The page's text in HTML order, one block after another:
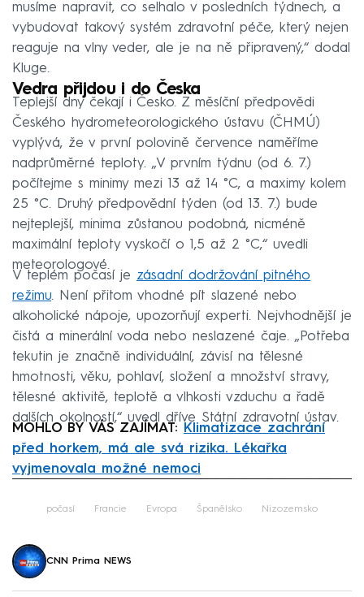
musíme napravit, co selhalo v posledních týdnech, a
vybudovat takový systém zdravotní péče, který nejen
reaguje na vlny veder, ale je na ně připravený,“ dodal
Kluge.
Vedra přijdou i do Česka
Teplejší dny čekají i Česko. Z měsíční předpovědi
Českého hydrometeorologického ústavu (ČHMÚ)
vyplývá, že v první polovině července naměříme
nadprůměrné teploty. „V prvním týdnu (od 6. 7.)
počítejme s minimy mezi 13 až 14 °C, a maximy kolem
25 °C. Druhý předpovědní týden (od 13. 7.) bude
nejteplejší, minima zůstanou podobná, nicméně
maximální teploty vyskočí o 1,5 až 2 °C,“ uvedli
meteorologové.
V teplém počasí je zásadní dodržování pitného
režimu. Není přitom vhodné pít slazené nebo
alkoholické nápoje, upozorňují experti. Nejvhodnější je
čistá a minerální voda nebo neslazené čaje. „Potřeba
tekutin je značně individuální, závisí na tělesné
hmotnosti, věku, pohlaví, složení a množství stravy,
tělesné aktivitě, teplotě a vlhkosti vzduchu a řadě
dalších okolností,“ uvedl dříve Státní zdravotní ústav.
MOHLO BY VÁS ZAJÍMAT:
Klimatizace zachrání
před horkem, má ale svá rizika. Lékařka
vyjmenovala možné nemoci
počasí Francie Evropa Španělsko Nizozemsko
CNN Prima NEWS